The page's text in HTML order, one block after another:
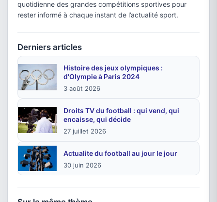
quotidienne des grandes compétitions sportives pour
rester informé à chaque instant de l’actualité sport.
Derniers articles
Histoire des jeux olympiques :
d'Olympie à Paris 2024
3 août 2026
Droits TV du football : qui vend, qui
encaisse, qui décide
27 juillet 2026
Actualite du football au jour le jour
30 juin 2026